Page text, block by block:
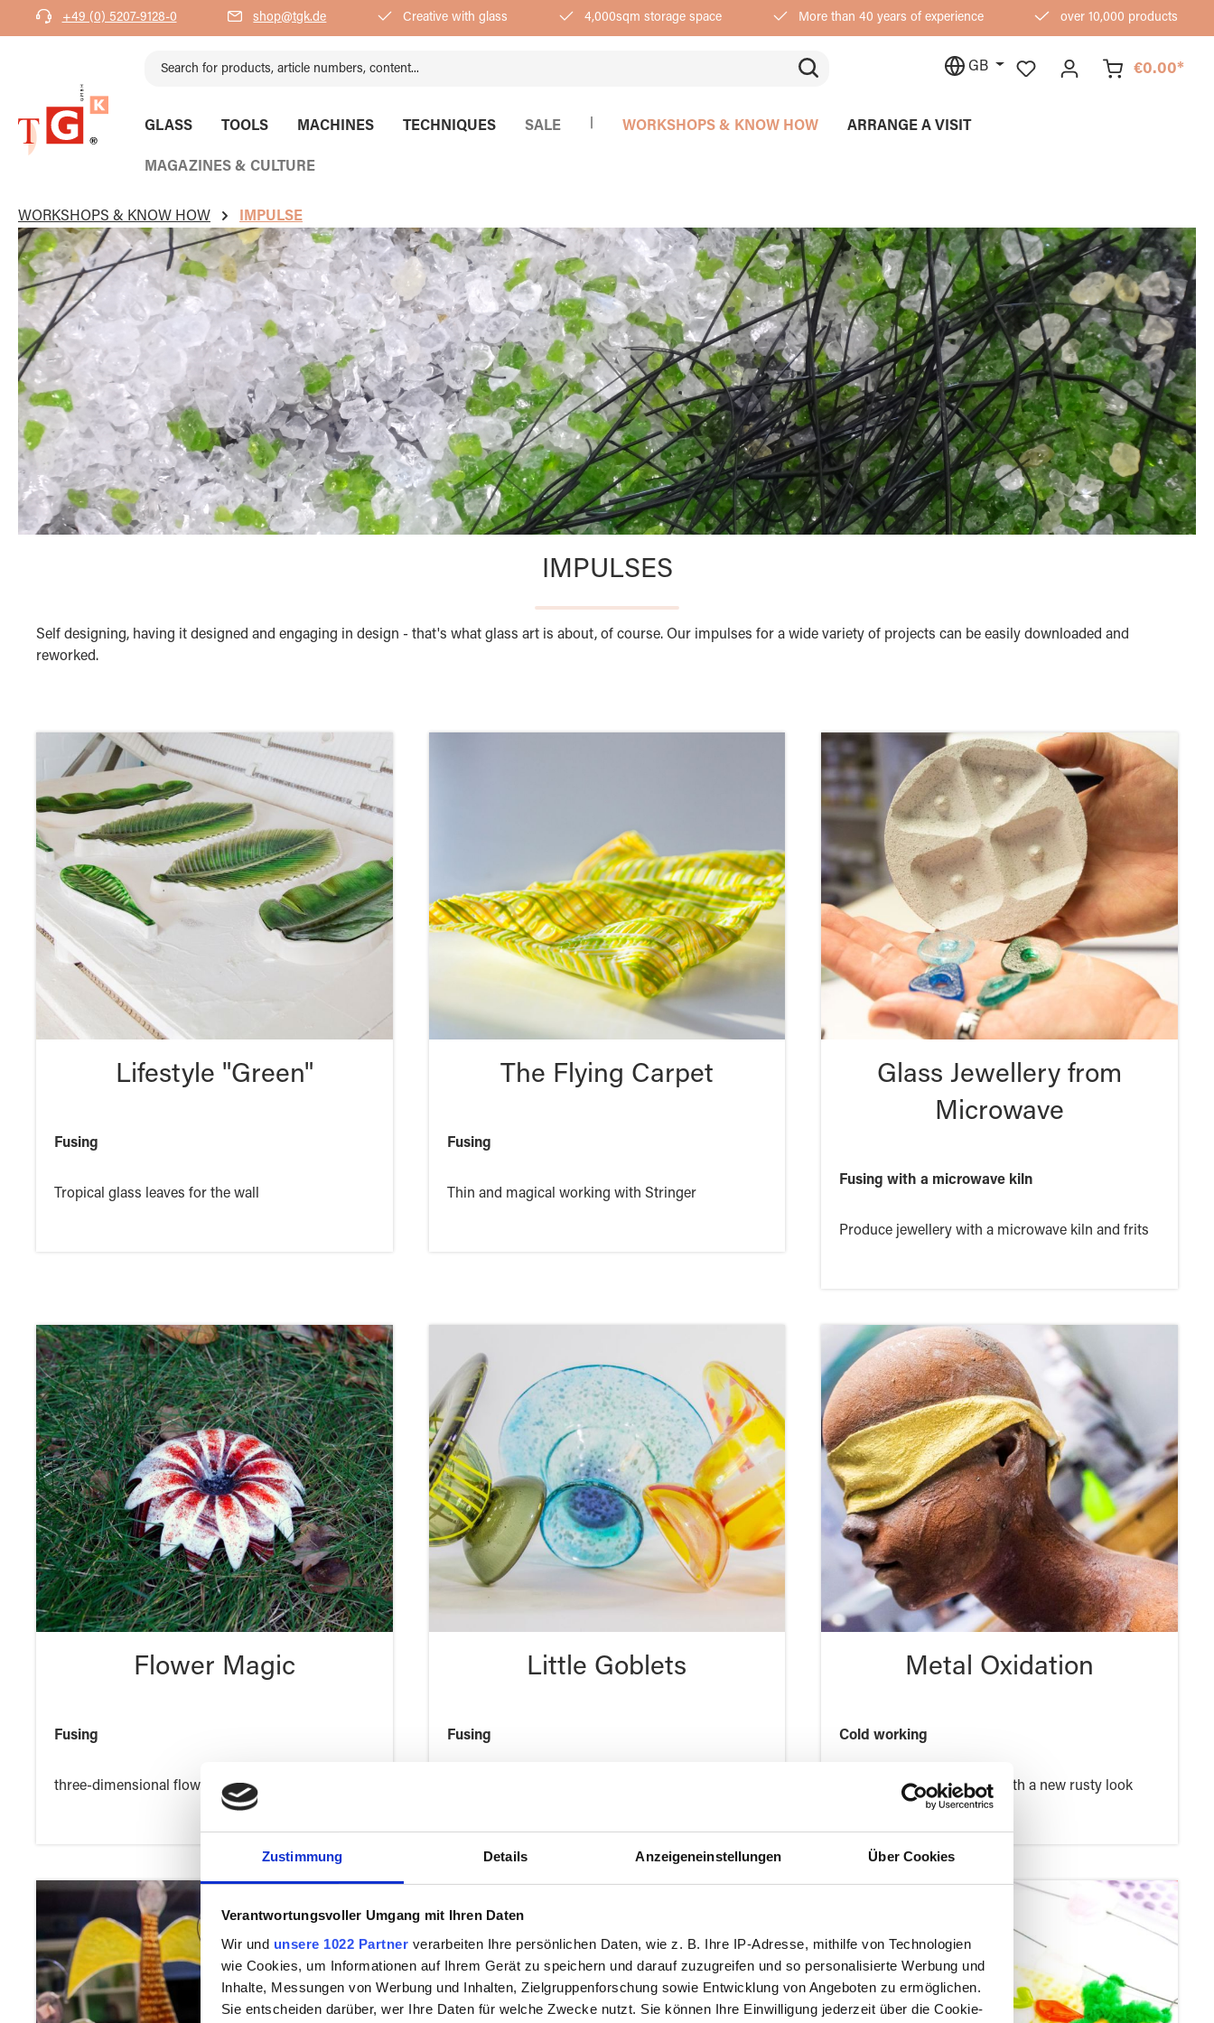
Zustimmung Details Anzeigeneinstellungen Über Cookies
Verantwortungsvoller Umgang mit Ihren Daten
Wir und unsere 1022 Partner verarbeiten Ihre persönlichen Daten, wie z. B. Ihre IP-Adresse, mithilfe von Technologien
wie Cookies, um Informationen auf Ihrem Gerät zu speichern und darauf zuzugreifen und so personalisierte Werbung und
Inhalte, Messungen von Werbung und Inhalten, Zielgruppenforschung sowie Entwicklung von Angeboten zu ermöglichen.
Sie entscheiden darüber, wer Ihre Daten für welche Zwecke nutzt. Sie können Ihre Einwilligung jederzeit über die Cookie-
Skip to main navigation
+49 (0) 5207-9128-0 shop@tgk.de Creative with glass 4,000sqm storage space More than 40 years of experience over 10,000 products
GB €0.00*
GLASS TOOLS MACHINES TECHNIQUES SALE WORKSHOPS & KNOW HOW ARRANGE A VISIT
MAGAZINES & CULTURE
WORKSHOPS & KNOW HOW IMPULSE
IMPULSES
Self designing, having it designed and engaging in design - that's what glass art is about, of course. Our impulses for a wide variety of projects can be easily downloaded and
reworked.
Lifestyle "Green"
Fusing
Tropical glass leaves for the wall
The Flying Carpet
Fusing
Thin and magical working with Stringer
Glass Jewellery from
Microwave
Fusing with a microwave kiln
Produce jewellery with a microwave kiln and frits
Flower Magic
Fusing
three-dimensional flowers in fusing technique
Little Goblets
Fusing
Metal Oxidation
Cold working
Design everyday objects with a new rusty look